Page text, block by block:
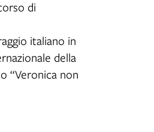
di
italiano in
della
“Veronica non